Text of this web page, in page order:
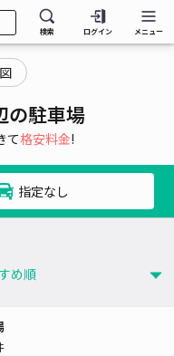
検索 ログイン メニュー
の駐車場
て格安料金!
指定なし